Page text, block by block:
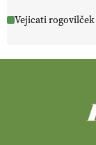
Vejicati